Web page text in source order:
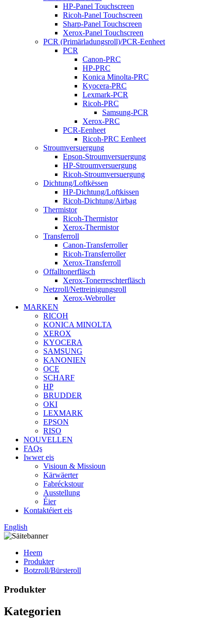
HP-Panel Touchscreen
Ricoh-Panel Touchscreen
Sharp-Panel Touchscreen
Xerox-Panel Touchscreen
PCR (Primärladungsroll)/PCR-Eenheet
PCR
Canon-PRC
HP-PRC
Konica Minolta-PRC
Kyocera-PRC
Lexmark-PCR
Ricoh-PRC
Samsung-PCR
Xerox-PRC
PCR-Eenheet
Ricoh-PRC Eenheet
Stroumversuergung
Epson-Stroumversuergung
HP-Stroumversuergung
Ricoh-Stroumversuergung
Dichtung/Loftkëssen
HP-Dichtung/Loftkissen
Ricoh-Dichtung/Airbag
Thermistor
Ricoh-Thermistor
Xerox-Thermistor
Transferroll
Canon-Transferroller
Ricoh-Transferroller
Xerox-Transferroll
Offalltonerfläsch
Xerox-Tonerreschterfläsch
Netzroll/Nettreinigungsroll
Xerox-Webroller
MARKEN
RICOH
KONICA MINOLTA
XEROX
KYOCERA
SAMSUNG
KANONIEN
OCE
SCHARF
HP
BRUDDER
OKI
LEXMARK
EPSON
RISO
NOUVELLEN
FAQs
Iwwer eis
Visioun & Missioun
Kärwäerter
Fabréckstour
Ausstellung
Éier
Kontaktéiert eis
English
Heem
Produkter
Botzroll/Bürsteroll
Produkter
Kategorien